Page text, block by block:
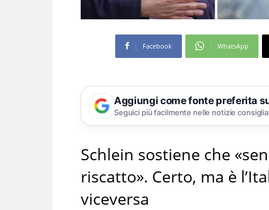
Facebook WhatsApp
Aggiungi come fonte preferita
Seguici più facilmente nelle notizie
Schlein sostiene che
riscatto». Certo, ma è
viceversa